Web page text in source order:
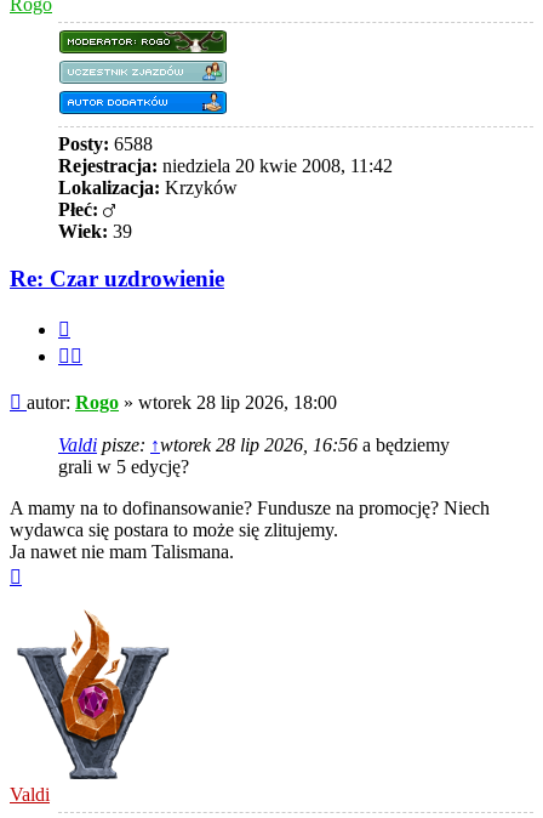
Rogo
Posty: 6588
Rejestracja: niedziela 20 kwie 2008, 11:42
Lokalizacja: Krzyków
Płeć:
Wiek: 39
Re: Czar uzdrowienie
Post
autor: Rogo » wtorek 28 lip 2026, 18:00
Valdi pisze: ↑wtorek 28 lip 2026, 16:56 a będziemy
grali w 5 edycję?
A mamy na to dofinansowanie? Fundusze na promocję? Niech
wydawca się postara to może się zlitujemy.
Ja nawet nie mam Talismana.
Valdi